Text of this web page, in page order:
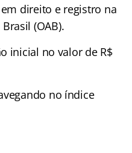
direito e registro na
(OAB).
inicial no valor de R$
no índice